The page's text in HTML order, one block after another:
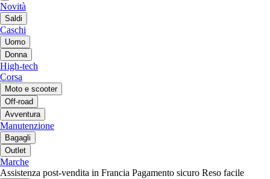
Novità
Saldi
Caschi
Uomo
Donna
High-tech
Corsa
Moto e scooter
Off-road
Avventura
Manutenzione
Bagagli
Outlet
Marche
Assistenza post-vendita in Francia Pagamento sicuro Reso facile